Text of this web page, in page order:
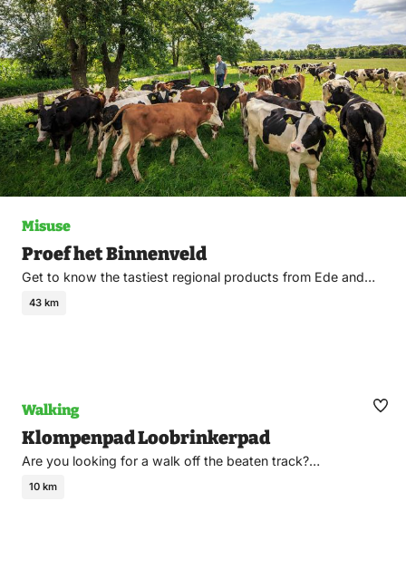
Misuse
Proef het Binnenveld
Get to know the tastiest regional products from Ede and…
43 km
Walking
Klompenpad Loobrinkerpad
Are you looking for a walk off the beaten track?…
10 km